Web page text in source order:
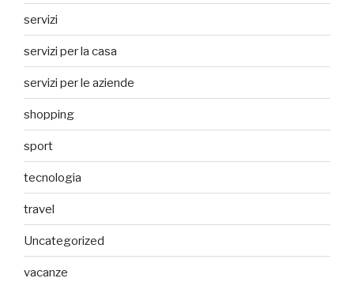
servizi
servizi per la casa
servizi per le aziende
shopping
sport
tecnologia
travel
Uncategorized
vacanze